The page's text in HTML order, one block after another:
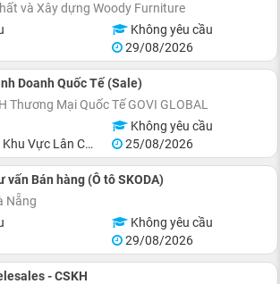
và Xây dựng Woody Furniture
Không yêu cầu
29/08/2026
Doanh Quốc Tế (Sale)
Thương Mại Quốc Tế GOVI GLOBAL
Không yêu cầu
Lân Cận Đà Nẵng
25/08/2026
vấn Bán hàng (Ô tô SKODA)
Nẵng
Không yêu cầu
29/08/2026
- CSKH